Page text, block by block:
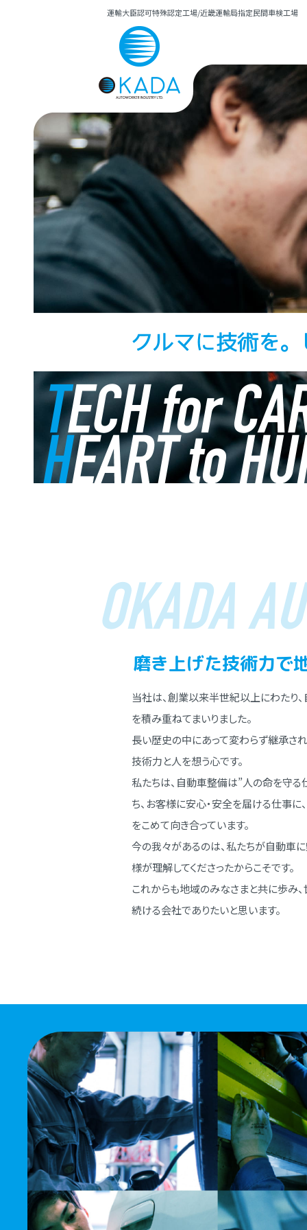
運輸大臣認可特殊認定工場/近畿運輸局指定民間車検工場
OKADA
磨き上げた技術⼒で
当社は、創業以来半世紀以上にわたり
を積み重ねてまいりました。
⻑い歴史の中にあって変わらず継承さ
技術⼒と⼈を想う⼼です。
私たちは、⾃動⾞整備は”⼈の命を守る
ち、お客様に安⼼・安全を届ける仕事に
をこめて向き合っています。
今の我々があるのは、私たちが⾃動⾞
様が理解してくださったからこそです。
これからも地域のみなさまと共に歩み
続ける会社でありたいと思います。